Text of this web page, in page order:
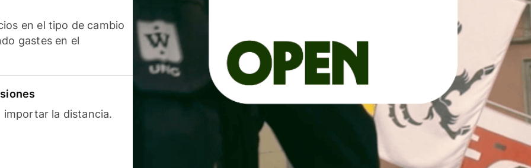
en el tipo de cambio
gastes en el
importar la distancia.